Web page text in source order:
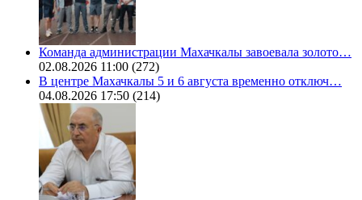
Команда администрации Махачкалы завоевала золото…
02.08.2026 11:00 (272)
В центре Махачкалы 5 и 6 августа временно отключ…
04.08.2026 17:50 (214)